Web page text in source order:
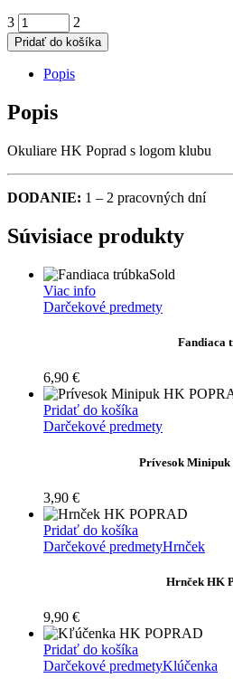
OKULIARE
HK
POPRAD
QUANTITY
Pridať do košíka
Popis
Popis
Okuliare HK Poprad s logom klubu
DODANIE: 1 – 2 pracovných dní
Súvisiace produkty
Sold
Viac info
Darčekové predmety
Fandiaca
6,90 €
Pridať do košíka
Darčekové predmety
Prívesok Minipuk
3,90 €
Pridať do košíka
Darčekové predmetyHrnček
Hrnček HK
9,90 €
Pridať do košíka
Darčekové predmetyKlúčenka